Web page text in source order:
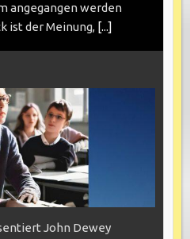
angegangen werden
ist der Meinung, [...]
John Dewey